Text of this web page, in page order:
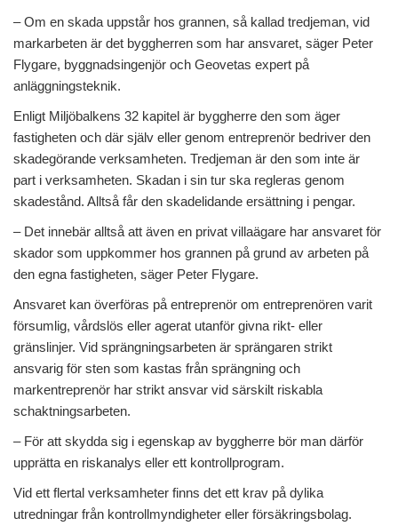
– Om en skada uppstår hos grannen, så kallad tredjeman, vid
markarbeten är det byggherren som har ansvaret, säger Peter
Flygare, byggnadsingenjör och Geovetas expert på
anläggningsteknik.
Enligt Miljöbalkens 32 kapitel är byggherre den som äger
fastigheten och där själv eller genom entreprenör bedriver den
skadegörande verksamheten. Tredjeman är den som inte är
part i verksamheten. Skadan i sin tur ska regleras genom
skadestånd. Alltså får den skadelidande ersättning i pengar.
– Det innebär alltså att även en privat villaägare har ansvaret för
skador som uppkommer hos grannen på grund av arbeten på
den egna fastigheten, säger Peter Flygare.
Ansvaret kan överföras på entreprenör om entreprenören varit
försumlig, vårdslös eller agerat utanför givna rikt- eller
gränslinjer. Vid sprängningsarbeten är sprängaren strikt
ansvarig för sten som kastas från sprängning och
markentreprenör har strikt ansvar vid särskilt riskabla
schaktningsarbeten.
– För att skydda sig i egenskap av byggherre bör man därför
upprätta en riskanalys eller ett kontrollprogram.
Vid ett flertal verksamheter finns det ett krav på dylika
utredningar från kontrollmyndigheter eller försäkringsbolag.